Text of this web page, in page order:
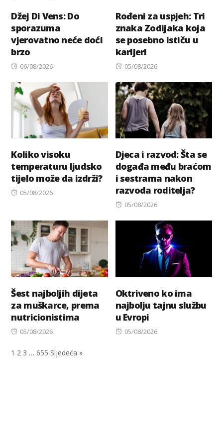
Džej Di Vens: Do
sporazuma
vjerovatno neće doći
brzo
Posted
06/08/2026
Rođeni za uspjeh: Tri
znaka Zodijaka koja
se posebno ističu u
karijeri
Posted
05/08/2026
Koliko visoku
temperaturu ljudsko
tijelo može da izdrži?
Posted
05/08/2026
Djeca i razvod: Šta se
događa među braćom
i sestrama nakon
razvoda roditelja?
Posted
05/08/2026
Šest najboljih dijeta
za muškarce, prema
nutricionistima
Posted
05/08/2026
Oktriveno ko ima
najbolju tajnu službu
u Evropi
Posted
05/08/2026
1 2 3 … 655 Sljedeća »